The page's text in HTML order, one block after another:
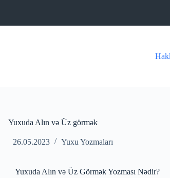
Yuxuda Alın və Üz görmək
26.05.2023 Yuxu Yozmaları
Yuxuda Alın və Üz Görmək Yozması Nədir?